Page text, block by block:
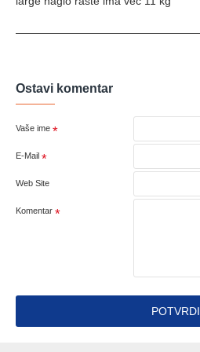
Ostavi komentar
Vaše ime
E-Mail
Web Site
Komentar
POTVRDI